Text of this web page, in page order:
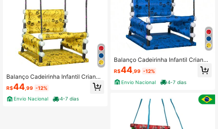
Balanço Cadeirinha Infantil Criança
De Madeira Balançar Rede Bebê
R$44 ,99 -12%
Envio Nacional
4-7 dias
Balanço Cadeirinha Infantil Criança
De Madeira Balançar Rede Bebê
R$44 ,99 -12%
Envio Nacional
4-7 dias